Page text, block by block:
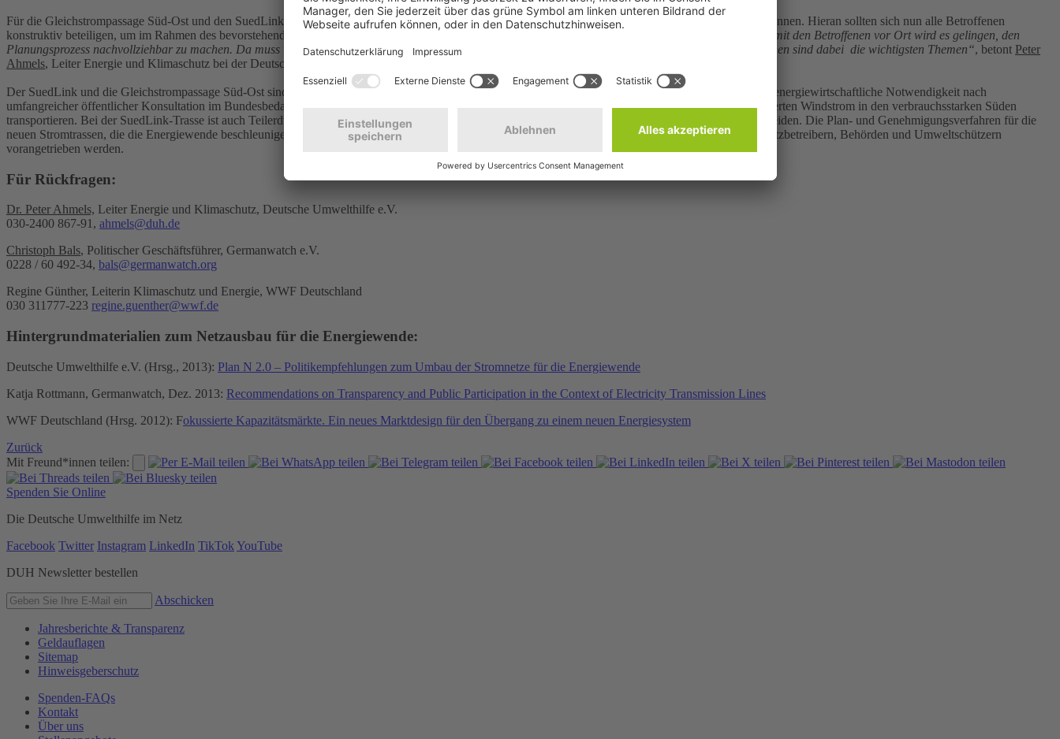
Für die Gleichstrompassage Süd-Ost und den SuedLink hat mit der Vorstellung eines Vorzugskorridors der Prozess der konkreten Trassenfindung erst begonnen. Hieran sollten sich nun alle Betroffenen
konstruktiv beteiligen, um im Rahmen des bevorstehenden Planungsverfahrens den konfliktärmsten Trassenkorridor festlegen zu können.
„Nur im Dialog mit den Betroffenen vor Ort wird es gelingen, den
Planungsprozess nachvollziehbar zu machen. Da muss viel erklärt werden. Natur- und Landschaftsschutz sowie der Schutz des Wohnumfelds von Betroffenen sind dabei die wichtigsten Themen“, betont Peter
Ahmels, Leiter Energie und Klimaschutz bei der Deutschen Umwelthilfe.
Der SuedLink und die Gleichstrompassage Süd-Ost sind zwei von drei geplanten Nord-Süd-Verbindungen im Höchstspannungs-Übertragungsnetz, deren energiewirtschaftliche Notwendigkeit nach
umfangreicher öffentlicher Konsultation im Bundesbedarfsplangesetz festgelegt worden ist. Die neuen Leitungen sollen den im Norden und Osten produzierten Windstrom in den verbrauchsstarken Süden
transportieren. Bei der SuedLink-Trasse ist auch Teilerdverkabelung vorgesehen. Dadurch bestehen hier besonders gute Möglichkeiten, Konflikte zu vermeiden. Die Plan- und Genehmigungsverfahren für die
neuen Stromtrassen, die die Energiewende beschleunigen können, sollten von den Landesregierungen im Dialog mit betroffenen Bürgern, Kommunen, Netzbetreibern, Behörden und Umweltschützern
vorangetrieben werden.
Für Rückfragen:
Dr. Peter Ahmels, Leiter Energie und Klimaschutz, Deutsche Umwelthilfe e.V.
030-2400 867-91, ahmels@duh.de
Christoph Bals, Politischer Geschäftsführer, Germanwatch e.V.
0228 / 60 492-34, bals@germanwatch.org
Regine Günther, Leiterin Klimaschutz und Energie, WWF Deutschland
030 311777-223 regine.guenther@wwf.de
Hintergrundmaterialien zum Netzausbau für die Energiewende:
Deutsche Umwelthilfe e.V. (Hrsg., 2013): Plan N 2.0 – Politikempfehlungen zum Umbau der Stromnetze für die Energiewende
Katja Rottmann, Germanwatch, Dez. 2013: Recommendations on Transparency and Public Participation in the Context of Electricity Transmission Lines
WWF Deutschland (Hrsg. 2012): Fokussierte Kapazitätsmärkte. Ein neues Marktdesign für den Übergang zu einem neuen Energiesystem
Zurück
Mit Freund*innen teilen:
Spenden Sie Online
Die Deutsche Umwelthilfe im Netz
Facebook Twitter Instagram LinkedIn TikTok YouTube
DUH Newsletter bestellen
Abschicken
Jahresberichte & Transparenz
Geldauflagen
Sitemap
Hinweisgeberschutz
Spenden-FAQs
Kontakt
Über uns